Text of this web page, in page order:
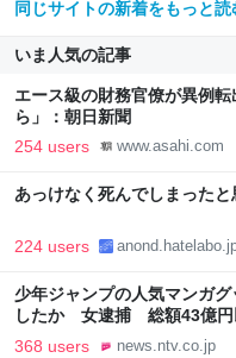
同じサイトの新着をもっと読
いま人気の記事
エース級の財務官僚が異例
ら」：朝日新聞
254 users www.asahi.com
あっけなく死んでしまった
224 users
少年ジャンプの人気マンガ
したか 女逮捕 総額43億円
NEWS NNN
368 users news.ntv.co.jp